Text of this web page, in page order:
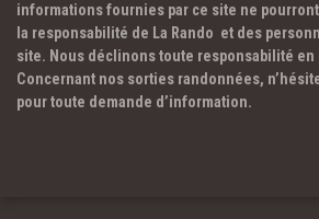
informations fournies par ce site ne
la responsabilité de La Rando et des
site. Nous déclinons toute responsabilité en
Concernant nos sorties randonnées,
pour toute demande d’information.